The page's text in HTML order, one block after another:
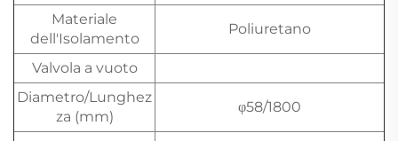
Materiale
dell'Isolamento
Poliuretano
Valvola a vuoto
Diametro/Lunghez
za (mm)
φ58/1800